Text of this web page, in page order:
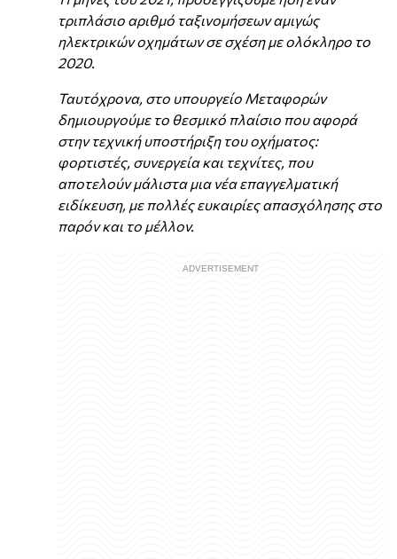
τριπλάσιο αριθμό ταξινομήσεων αμιγώς
ηλεκτρικών οχημάτων σε σχέση με ολόκληρο το
2020.
Ταυτόχρονα, στο υπουργείο Μεταφορών
δημιουργούμε το θεσμικό πλαίσιο που αφορά
στην τεχνική υποστήριξη του οχήματος:
φορτιστές, συνεργεία και τεχνίτες, που
αποτελούν μάλιστα μια νέα επαγγελματική
ειδίκευση, με πολλές ευκαιρίες απασχόλησης στο
παρόν και το μέλλον.